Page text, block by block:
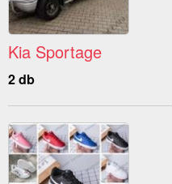
Kia Sportage
2 db